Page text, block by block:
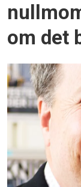
om det